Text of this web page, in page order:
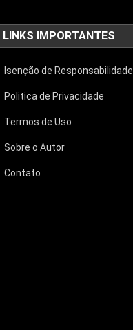
LINKS IMPORTANTES
Isenção de Responsabilidade
Politica de Privacidade
Termos de Uso
Sobre o Autor
Contato